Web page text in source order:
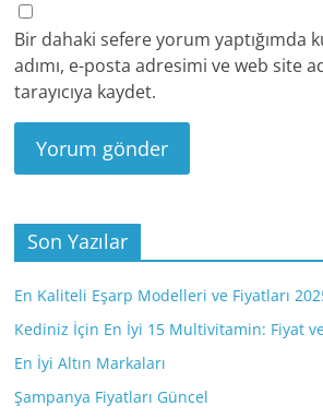
Bir dahaki sefere yorum yaptığımda
adımı, e-posta adresimi ve web site
tarayıcıya kaydet.
Son Yazılar
En Kaliteli Eşarp Modelleri ve Fiyatları
Kediniz İçin En İyi 15 Multivitamin: Fiyat
En İyi Altın Markaları
Şampanya Fiyatları Güncel